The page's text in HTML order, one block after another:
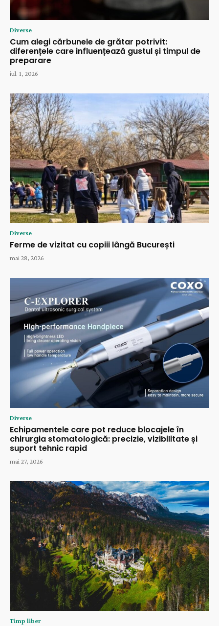
Diverse
Cum alegi cărbunele de grătar potrivit:
diferențele care influențează gustul și timpul de
preparare
iul. 1, 2026
Diverse
Ferme de vizitat cu copiii lângă București
mai 28, 2026
Diverse
Echipamentele care pot reduce blocajele în
chirurgia stomatologică: precizie, vizibilitate și
suport tehnic rapid
mai 27, 2026
Timp liber